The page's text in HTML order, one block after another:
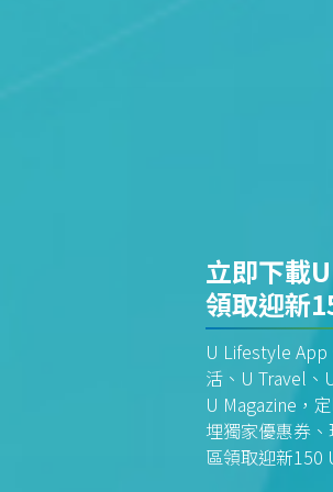
立即下載
領取迎新
U Lifestyle
活、U Travel
U Magazine，
埋獨家優惠券
區領取迎新150